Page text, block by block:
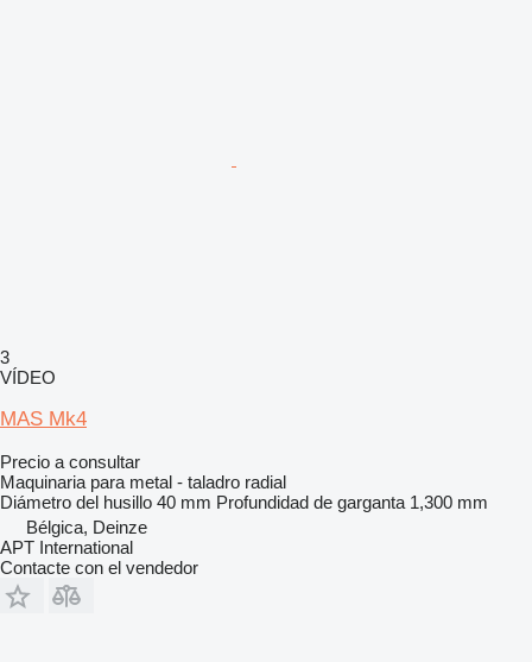
3
VÍDEO
MAS Mk4
Precio a consultar
Maquinaria para metal - taladro radial
Diámetro del husillo 40 mm Profundidad de garganta 1,300 mm
Bélgica, Deinze
APT International
Contacte con el vendedor